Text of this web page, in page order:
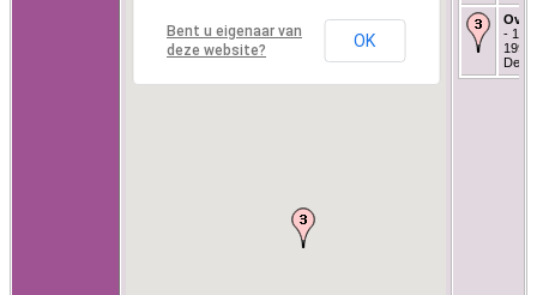
Bent u eigenaar van
deze website?
OK
- 13
1996